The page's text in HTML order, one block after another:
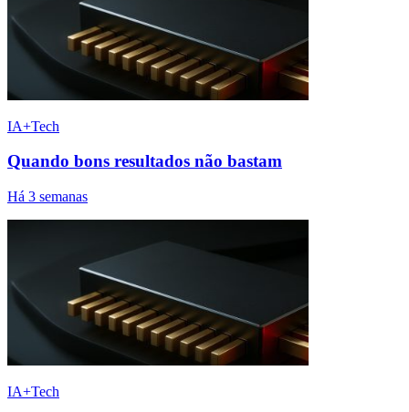
IA+Tech
Quando bons resultados não bastam
Há 3 semanas
IA+Tech